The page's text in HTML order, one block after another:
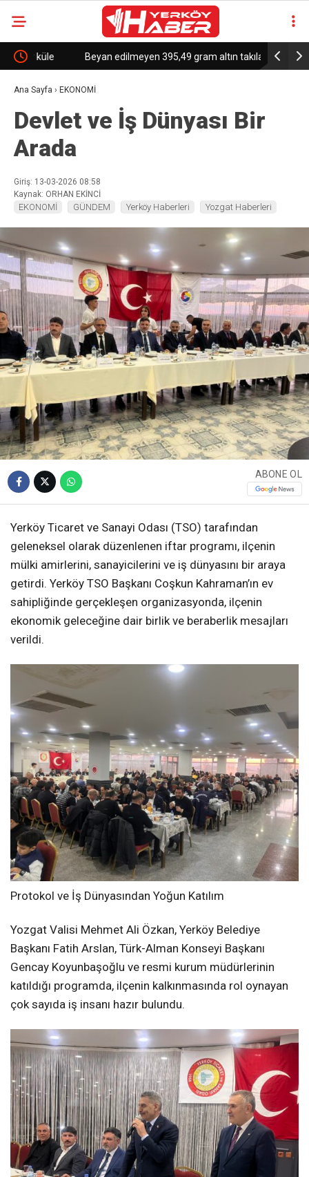
Beyan edilmeyen 395,49 gram altın takılar gümrüğe
takıldı
Ana Sayfa › EKONOMİ
Devlet ve İş Dünyası Bir
Arada
Giriş: 13-03-2026 08:58
Kaynak: ORHAN EKİNCİ
EKONOMİ GÜNDEM Yerköy Haberleri Yozgat Haberleri
ABONE OL
Yerköy Ticaret ve Sanayi Odası (TSO) tarafından
geleneksel olarak düzenlenen iftar programı, ilçenin
mülki amirlerini, sanayicilerini ve iş dünyasını bir araya
getirdi. Yerköy TSO Başkanı Coşkun Kahraman’ın ev
sahipliğinde gerçekleşen organizasyonda, ilçenin
ekonomik geleceğine dair birlik ve beraberlik mesajları
verildi.
Protokol ve İş Dünyasından Yoğun Katılım
Yozgat Valisi Mehmet Ali Özkan, Yerköy Belediye
Başkanı Fatih Arslan, Türk-Alman Konseyi Başkanı
Gencay Koyunbaşoğlu ve resmi kurum müdürlerinin
katıldığı programda, ilçenin kalkınmasında rol oynayan
çok sayıda iş insanı hazır bulundu.